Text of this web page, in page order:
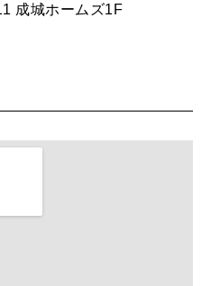
茶の時間です。』
えてくれた 本当の歩き方。」
生まれる 新しい一流店へ。」
”に出会いに。韓国」
成城ホームズ1F